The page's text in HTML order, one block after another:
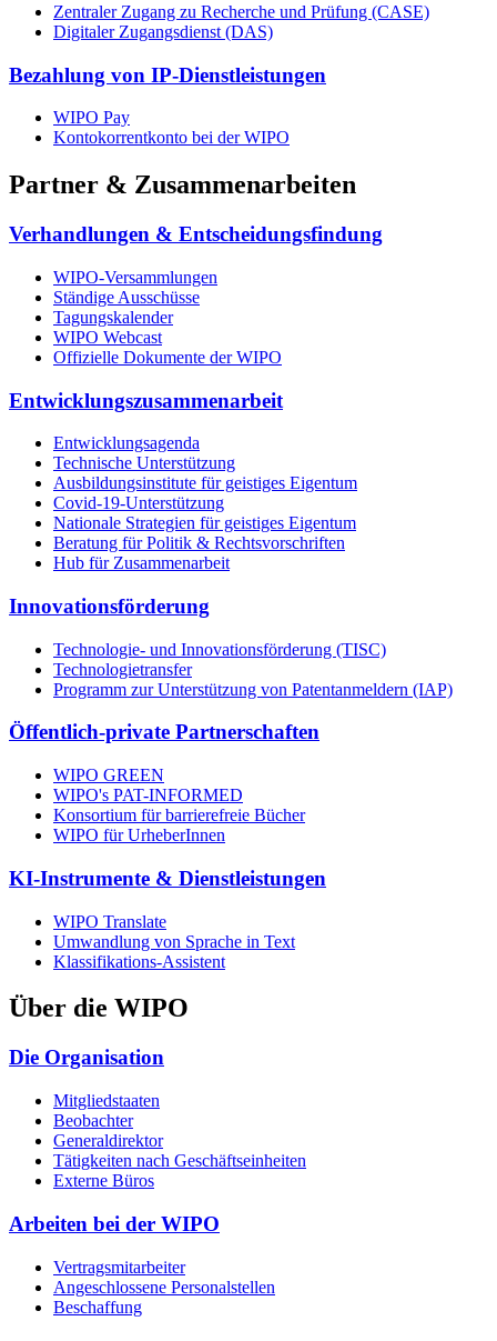
Zentraler Zugang zu Recherche und Prüfung (CASE)
Digitaler Zugangsdienst (DAS)
Bezahlung von IP-Dienstleistungen
WIPO Pay
Kontokorrentkonto bei der WIPO
Partner & Zusammenarbeiten
Verhandlungen & Entscheidungsfindung
WIPO-Versammlungen
Ständige Ausschüsse
Tagungskalender
WIPO Webcast
Offizielle Dokumente der WIPO
Entwicklungszusammenarbeit
Entwicklungsagenda
Technische Unterstützung
Ausbildungsinstitute für geistiges Eigentum
Covid-19-Unterstützung
Nationale Strategien für geistiges Eigentum
Beratung für Politik & Rechtsvorschriften
Hub für Zusammenarbeit
Innovationsförderung
Technologie- und Innovationsförderung (TISC)
Technologietransfer
Programm zur Unterstützung von Patentanmeldern (IAP)
Öffentlich-private Partnerschaften
WIPO GREEN
WIPO's PAT-INFORMED
Konsortium für barrierefreie Bücher
WIPO für UrheberInnen
KI-Instrumente & Dienstleistungen
WIPO Translate
Umwandlung von Sprache in Text
Klassifikations-Assistent
Über die WIPO
Die Organisation
Mitgliedstaaten
Beobachter
Generaldirektor
Tätigkeiten nach Geschäftseinheiten
Externe Büros
Arbeiten bei der WIPO
Vertragsmitarbeiter
Angeschlossene Personalstellen
Beschaffung